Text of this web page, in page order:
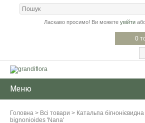
Ласкаво просимо! Ви можете увійти
0
Меню
Головна > Всі товари > Катальпа
bignonioides 'Nana'